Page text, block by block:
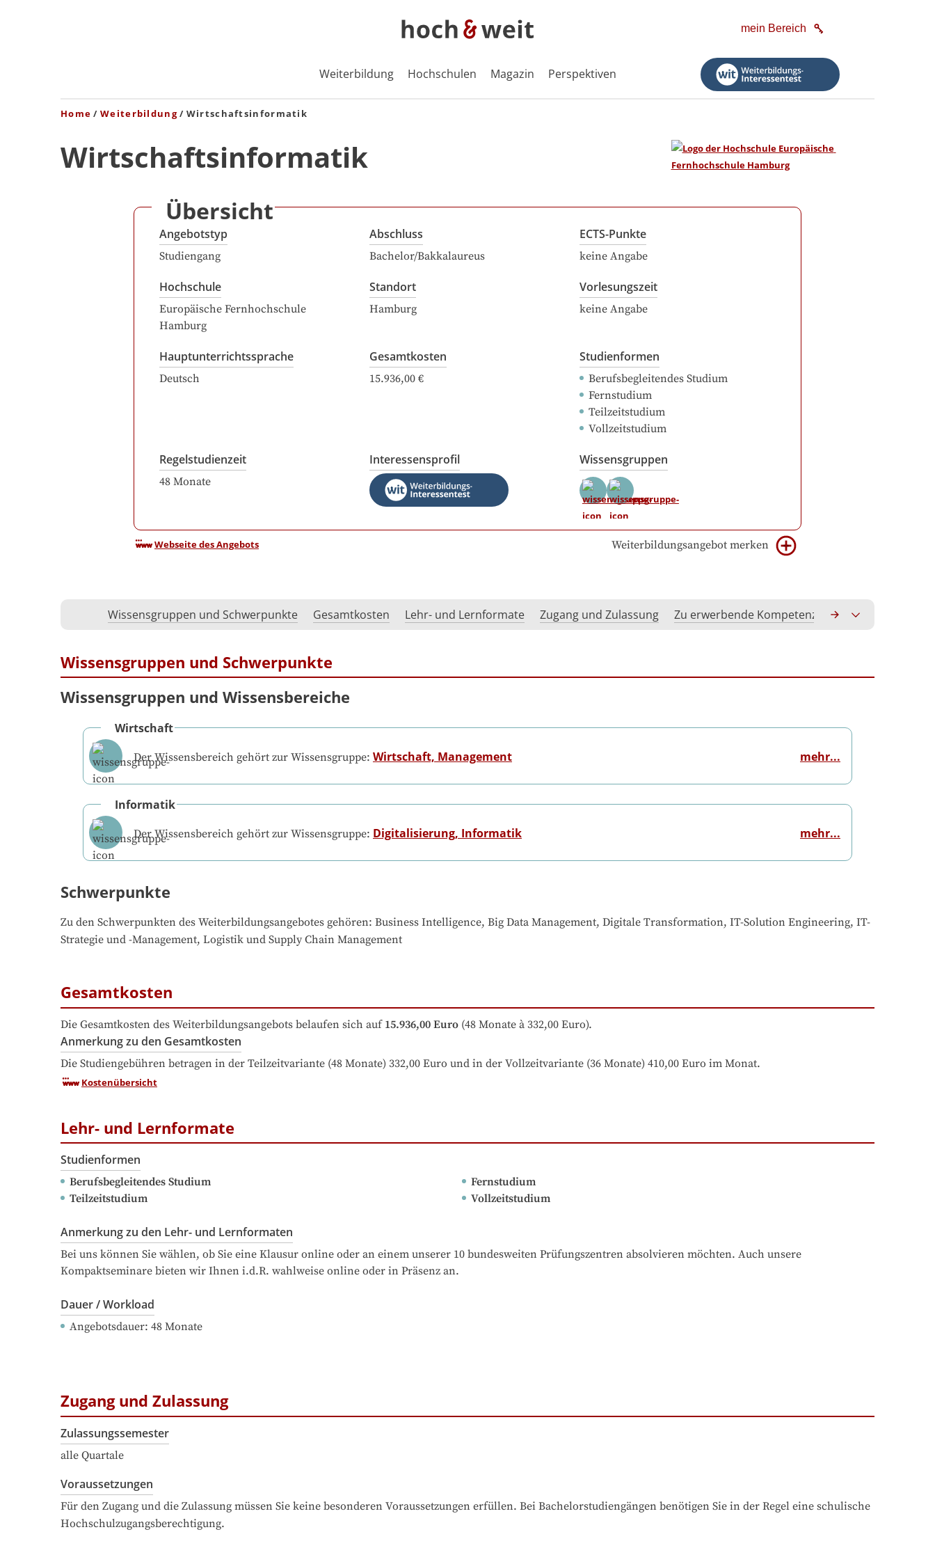
mein Bereich
Weiterbildung Hochschulen Magazin Perspektiven
Home Weiterbildung Wirtschaftsinformatik
Wirtschaftsinformatik
Übersicht
Angebotstyp
Studiengang
Abschluss
Bachelor/Bakkalaureus
ECTS-Punkte
keine Angabe
Hochschule
Europäische Fernhochschule
Hamburg
Standort
Hamburg
Vorlesungszeit
keine Angabe
Hauptunterrichtssprache
Deutsch
Gesamtkosten
15.936,00 €
Studienformen
Berufsbegleitendes Studium
Fernstudium
Teilzeitstudium
Vollzeitstudium
Regelstudienzeit
48 Monate
Interessensprofil Wissensgruppen
Webseite des Angebots Weiterbildungsangebot merken
Wissensgruppen und Schwerpunkte Gesamtkosten Lehr- und Lernformate Zugang und Zulassung Zu erwerbende Kompetenzen Anerkennung
Wissensgruppen und Schwerpunkte
Wissensgruppen und Wissensbereiche
Wirtschaft
Der Wissensbereich gehört zur Wissensgruppe: Wirtschaft, Management mehr...
Informatik
Der Wissensbereich gehört zur Wissensgruppe: Digitalisierung, Informatik mehr...
Schwerpunkte
Zu den Schwerpunkten des Weiterbildungsangebotes gehören: Business Intelligence, Big Data Management, Digitale Transformation, IT-Solution Engineering, IT-
Strategie und -Management, Logistik und Supply Chain Management
Gesamtkosten
Die Gesamtkosten des Weiterbildungsangebots belaufen sich auf 15.936,00 Euro (48 Monate à 332,00 Euro).
Anmerkung zu den Gesamtkosten
Die Studiengebühren betragen in der Teilzeitvariante (48 Monate) 332,00 Euro und in der Vollzeitvariante (36 Monate) 410,00 Euro im Monat.
Kostenübersicht
Lehr- und Lernformate
Studienformen
Berufsbegleitendes Studium
Fernstudium
Teilzeitstudium
Vollzeitstudium
Anmerkung zu den Lehr- und Lernformaten
Bei uns können Sie wählen, ob Sie eine Klausur online oder an einem unserer 10 bundesweiten Prüfungszentren absolvieren möchten. Auch unsere
Kompaktseminare bieten wir Ihnen i.d.R. wahlweise online oder in Präsenz an.
Dauer / Workload
Angebotsdauer: 48 Monate
Zugang und Zulassung
Zulassungssemester
alle Quartale
Voraussetzungen
Für den Zugang und die Zulassung müssen Sie keine besonderen Voraussetzungen erfüllen. Bei Bachelorstudiengängen benötigen Sie in der Regel eine schulische
Hochschulzugangsberechtigung.